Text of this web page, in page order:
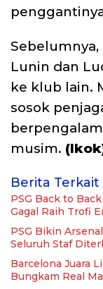
Lunin dan
ke klub lain.
sosok
musim.
Berita Terkait
PSG Back to
Gagal Raih Trofi
PSG Bikin
Seluruh Staf
Barcelona Juara
Bungkam Real